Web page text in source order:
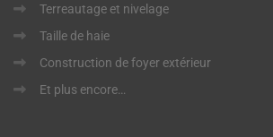
Terreautage et nivelage
Taille de haie
Construction de foyer extérieur
Et plus encore…